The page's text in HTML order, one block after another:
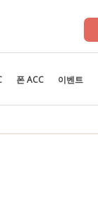
폰 ACC 이벤트